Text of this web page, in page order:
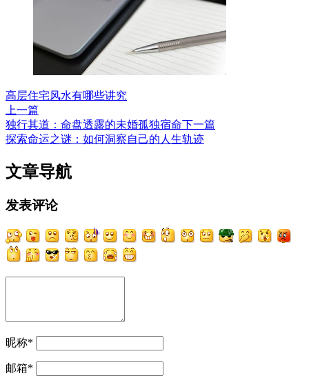
高层住宅风水有哪些讲究
上一篇
独行其道：命盘透露的未婚孤独宿命下一篇
探索命运之谜：如何洞察自己的人生轨迹
文章导航
发表评论
昵称*
邮箱*